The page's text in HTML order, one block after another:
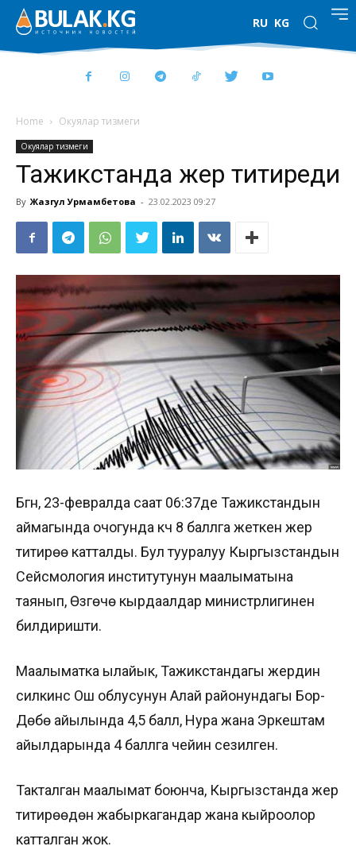
RU KG
Home Окуялар тизмеги
Окуялар тизмеги
Тажикстанда жер титиреди
By Жазгул Урмамбетова - 23.02.2023 09:27
Бүгүн, 23-февралда саат 06:37де Тажикстандын
аймагында очогунда күчү 8 баллга жеткен жер
титирөө катталды. Бул тууралуу Кыргызстандын
Сейсмология институтунун маалыматына
таянып, Өзгөчө кырдаалдар министрлигинен
билдиришти.
Маалыматка ылайык, Тажикстандагы жердин
силкинүүсү Ош облусунун Алай районундагы Бор-
Дөбө айылында 4,5 балл, Нура жана Эркештам
айылдарында 4 баллга чейин сезилген.
Такталган маалымат боюнча, Кыргызстанда жер
титирөөдөн жабыркагандар жана кыйроолор
катталган жок.